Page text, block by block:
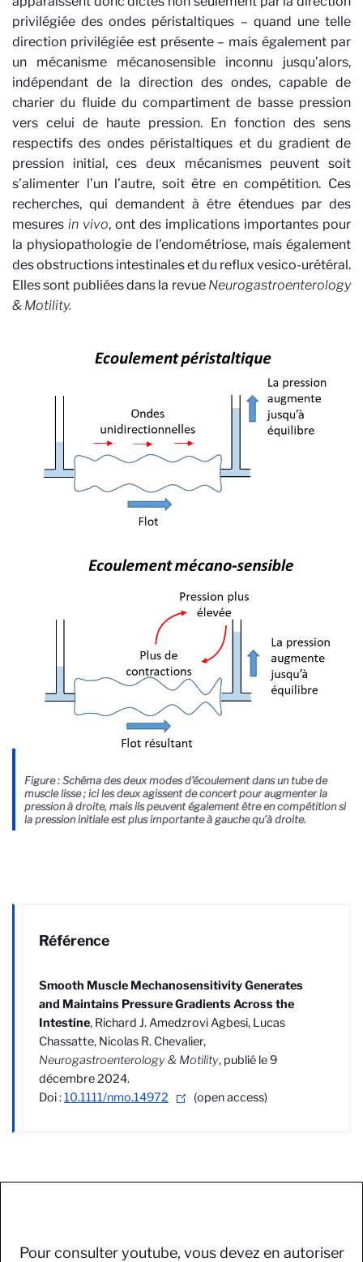
privilégiée des ondes péristaltiques – quand une telle
direction privilégiée est présente – mais également par
un mécanisme mécanosensible inconnu jusqu’alors,
indépendant de la direction des ondes, capable de
charier du fluide du compartiment de basse pression
vers celui de haute pression. En fonction des sens
respectifs des ondes péristaltiques et du gradient de
pression initial, ces deux mécanismes peuvent soit
s’alimenter l’un l’autre, soit être en compétition. Ces
recherches, qui demandent à être étendues par des
mesures in vivo, ont des implications importantes pour
la physiopathologie de l’endométriose, mais également
des obstructions intestinales et du reflux vesico-urétéral.
Elles sont publiées dans la revue Neurogastroenterology
& Motility.
Figure : Schéma des deux modes d’écoulement dans un tube de
muscle lisse ; ici les deux agissent de concert pour augmenter la
pression à droite, mais ils peuvent également être en compétition si
la pression initiale est plus importante à gauche qu’à droite.
Référence
Smooth Muscle Mechanosensitivity Generates
and Maintains Pressure Gradients Across the
Intestine, Richard J. Amedzrovi Agbesi, Lucas
Chassatte, Nicolas R. Chevalier,
Neurogastroenterology & Motility, publié le 9
décembre 2024.
Doi :10.1111/nmo.14972 (open access)
Pour consulter youtube, vous devez en autoriser